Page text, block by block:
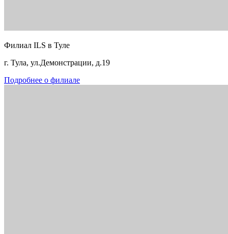
Филиал ILS в Туле
г. Тула, ул.Демонстрации, д.19
Подробнее о филиале